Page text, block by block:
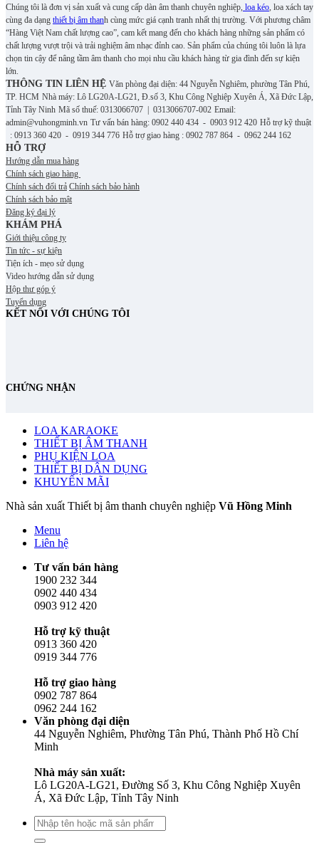
Chúng tôi là đơn vị sản xuất và cung cấp dàn âm thanh chuyên nghiệp, loa kéo, loa xách tay
cùng đa dạng thiết bị âm thanh cùng mức giá cạnh tranh nhất thị trường. Với phương châm
“Hàng Việt Nam chất lượng cao”, cam kết mang đến cho khách hàng những sản phẩm có
chất lượng vượt trội và trải nghiệm âm nhạc đỉnh cao. Sản phẩm của chúng tôi luôn là lựa
chọn tin cậy để nâng tầm âm thanh cho mọi nhu cầu khách hàng từ gia đình đến sự kiện
lớn.
THÔNG TIN LIÊN HỆ Văn phòng đại diện: 44 Nguyễn Nghiêm, phường Tân Phú,
TP. HCM Nhà máy: Lô LG20A-LG21, Đ.số 3, Khu Công Nghiệp Xuyên Á, Xã Đức Lập,
Tỉnh Tây Ninh Mã số thuế: 0313066707 | 0313066707-002 Email:
admin@vuhongminh.vn Tư vấn bán hàng: 0902 440 434 - 0903 912 420 Hỗ trợ kỹ thuật
: 0913 360 420 - 0919 344 776 Hỗ trợ giao hàng : 0902 787 864 - 0962 244 162
HỖ TRỢ
Hướng dẫn mua hàng
Chính sách giao hàng
Chính sách đổi trả Chính sách bảo hành
Chính sách bảo mật
Đăng ký đại lý
KHÁM PHÁ
Giới thiệu công ty
Tin tức - sự kiện
Tiện ích - mẹo sử dụng
Video hướng dẫn sử dụng
Hộp thư góp ý
Tuyển dụng
KẾT NỐI VỚI CHÚNG TÔI
CHỨNG NHẬN
LOA KARAOKE
THIẾT BỊ ÂM THANH
PHỤ KIỆN LOA
THIẾT BỊ DÂN DỤNG
KHUYẾN MÃI
Nhà sản xuất Thiết bị âm thanh chuyên nghiệp Vũ Hồng Minh
Menu
Liên hệ
Tư vấn bán hàng
1900 232 344
0902 440 434
0903 912 420
Hỗ trợ kỹ thuật
0913 360 420
0919 344 776
Hỗ trợ giao hàng
0902 787 864
0962 244 162
Văn phòng đại diện
44 Nguyễn Nghiêm, Phường Tân Phú, Thành Phố Hồ Chí
Minh
Nhà máy sản xuất:
Lô LG20A-LG21, Đường Số 3, Khu Công Nghiệp Xuyên
Á, Xã Đức Lập, Tỉnh Tây Ninh
Tìm
kiếm: